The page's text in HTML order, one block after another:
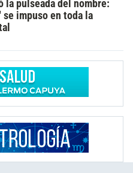
la pulseada del nombre:
se impuso en toda la